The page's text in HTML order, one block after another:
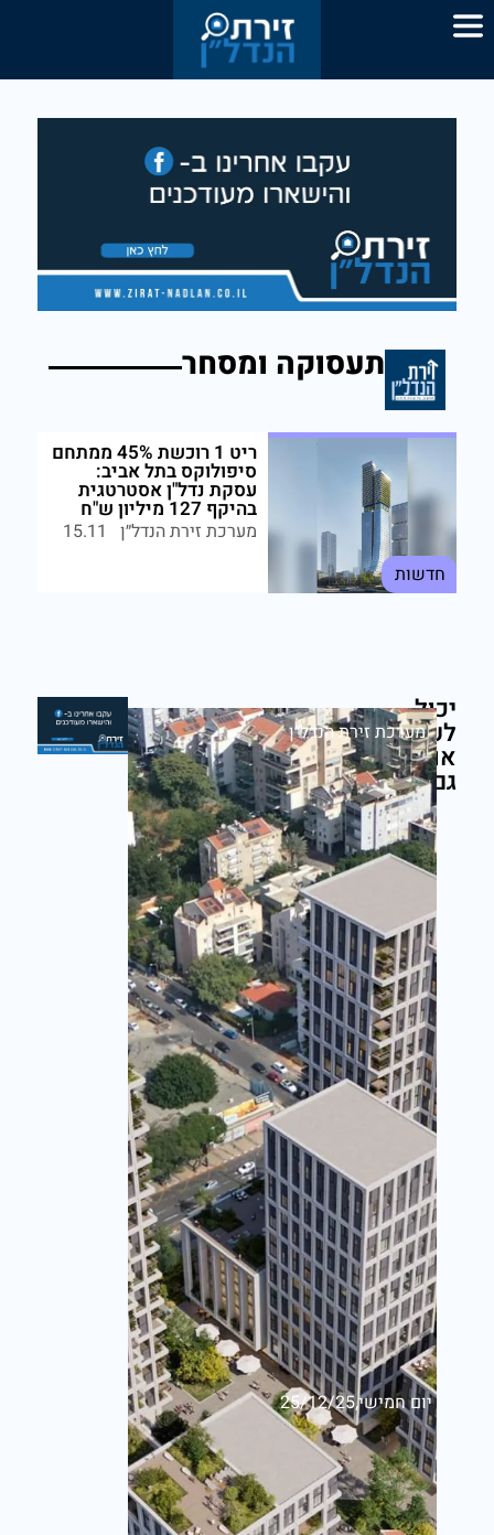
יכול
לעניין
אותך
גם
מערכת זירת הנדל״ן
יום חמישי,25/12/25
תעסוקה ומסחר
חדשות
ריט 1 רוכשת 45% ממתחם
סיפולוקס בתל אביב:
עסקת נדל"ן אסטרטגית
בהיקף 127 מיליון ש"ח
מערכת זירת הנדל״ן 15.11